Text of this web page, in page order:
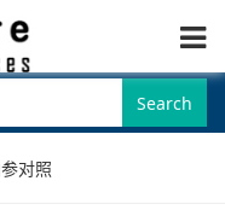
Search
对照